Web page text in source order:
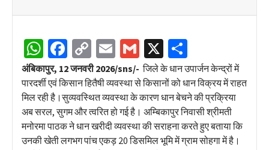
WhatsApp
Facebook
Copy
Link
EmailGmail
X
अंबिकापुर, 12 जनवरी 2026/sns/- जिले के धान उपार्जन केन्द्रों में
पारदर्शी एवं किसान हितैषी व्यवस्था से किसानों को धान विक्रय में राहत
मिल रही है।सुव्यवस्थित व्यवस्था के कारण धान बेचने की प्रक्रिया
अब सरल, सुगम और त्वरित हो गई है। अम्बिकापुर निवासी श्रीमती
मनोरमा पाठक ने धान खरीदी व्यवस्था की सराहना करते हुए बताया कि
उनकी खेती लगभग पांच एकड़ 20 डिसमिल भूमि में ग्राम सोहगा में है।